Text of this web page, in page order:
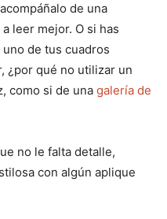
de una
leer mejor. O si has
de tus cuadros
¿por qué no utilizar un
como si de una galería de
no le falta detalle,
con algún aplique